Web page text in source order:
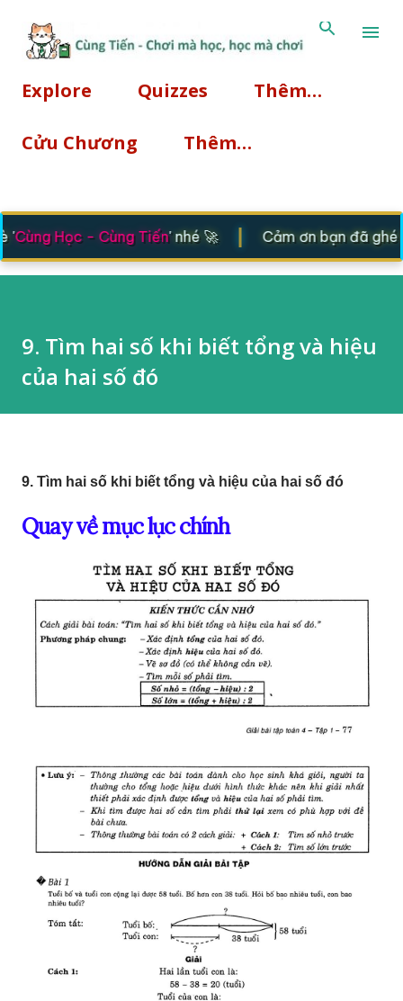
Explore Quizzes Thêm…
Cửu Chương Thêm…
Cùng Học - Cùng Tiến' nhé 🚀 Cảm ơn bạn đã ghé
9. Tìm hai số khi biết tổng và hiệu
của hai số đó
9. Tìm hai số khi biết tổng và hiệu của hai số đó
Quay về mục lục chính